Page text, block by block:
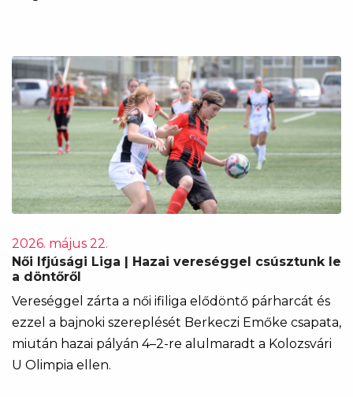
2026. május 22.
Női Ifjúsági Liga | Hazai vereséggel csúsztunk le
a döntőről
Vereséggel zárta a női ifiliga elődöntő párharcát és
ezzel a bajnoki szereplését Berkeczi Emőke csapata,
miután hazai pályán 4–2-re alulmaradt a Kolozsvári
U Olimpia ellen.